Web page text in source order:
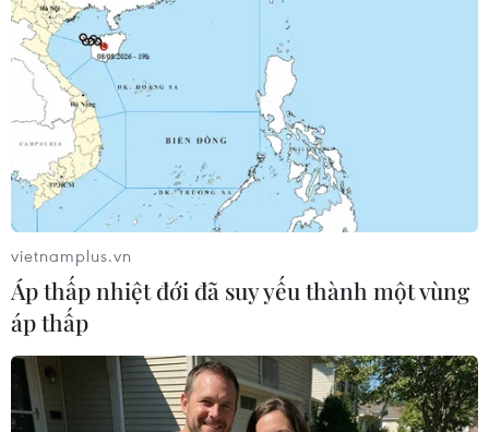
#ESPN
#Việt Nam
UAE
vietnamplus.vn
Áp thấp nhiệt đới đã suy yếu thành một vùng
áp thấp